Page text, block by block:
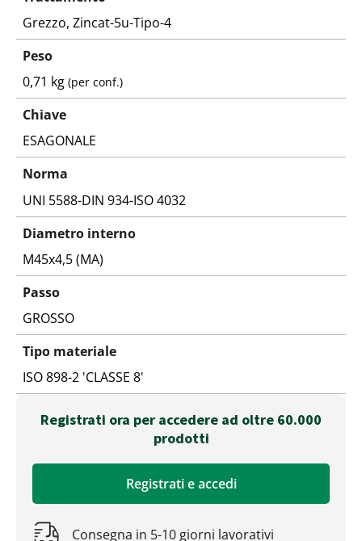
Grezzo, Zincat-5u-Tipo-4
Peso
0,71 kg(per conf.)
Chiave
ESAGONALE
Norma
UNI 5588-DIN 934-ISO 4032
Diametro interno
M45x4,5 (MA)
Passo
GROSSO
Tipo materiale
ISO 898-2 'CLASSE 8'
Registrati ora per accedere ad oltre 60.000
prodotti
Registrati e accedi
Consegna in 5-10 giorni lavorativi